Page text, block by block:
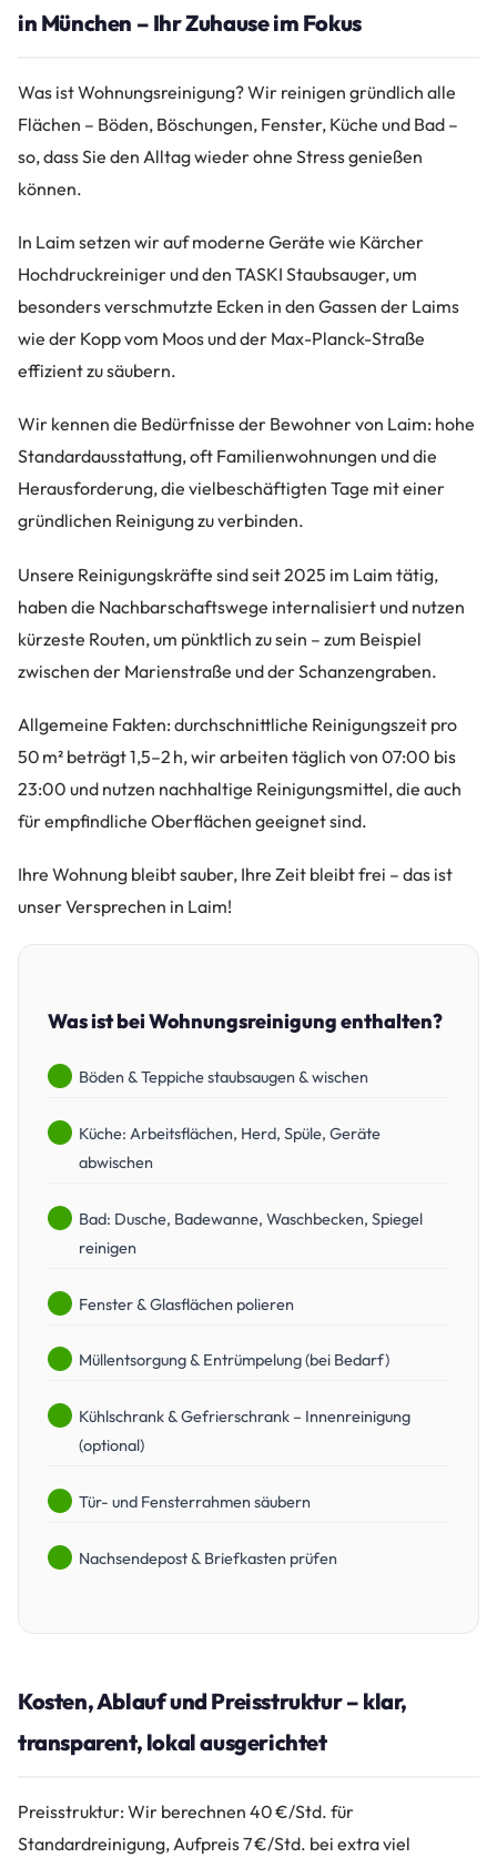
in München – Ihr Zuhause im Fokus
Was ist Wohnungsreinigung? Wir reinigen gründlich alle
Flächen – Böden, Böschungen, Fenster, Küche und Bad –
so, dass Sie den Alltag wieder ohne Stress genießen
können.
In Laim setzen wir auf moderne Geräte wie Kärcher
Hochdruckreiniger und den TASKI Staubsauger, um
besonders verschmutzte Ecken in den Gassen der Laims
wie der Kopp vom Moos und der Max-Planck-Straße
effizient zu säubern.
Wir kennen die Bedürfnisse der Bewohner von Laim: hohe
Standardausstattung, oft Familienwohnungen und die
Herausforderung, die vielbeschäftigten Tage mit einer
gründlichen Reinigung zu verbinden.
Unsere Reinigungskräfte sind seit 2025 im Laim tätig,
haben die Nachbarschaftswege internalisiert und nutzen
kürzeste Routen, um pünktlich zu sein – zum Beispiel
zwischen der Marienstraße und der Schanzengraben.
Allgemeine Fakten: durchschnittliche Reinigungszeit pro
50 m² beträgt 1,5–2 h, wir arbeiten täglich von 07:00 bis
23:00 und nutzen nachhaltige Reinigungsmittel, die auch
für empfindliche Oberflächen geeignet sind.
Ihre Wohnung bleibt sauber, Ihre Zeit bleibt frei – das ist
unser Versprechen in Laim!
Was ist bei Wohnungsreinigung enthalten?
Böden & Teppiche staubsaugen & wischen
Küche: Arbeitsflächen, Herd, Spüle, Geräte
abwischen
Bad: Dusche, Badewanne, Waschbecken, Spiegel
reinigen
Fenster & Glasflächen polieren
Müllentsorgung & Entrümpelung (bei Bedarf)
Kühlschrank & Gefrierschrank – Innenreinigung
(optional)
Tür- und Fensterrahmen säubern
Nachsendepost & Briefkasten prüfen
Kosten, Ablauf und Preisstruktur – klar,
transparent, lokal ausgerichtet
Preisstruktur: Wir berechnen 40 €/Std. für
Standardreinigung, Aufpreis 7 €/Std. bei extra viel